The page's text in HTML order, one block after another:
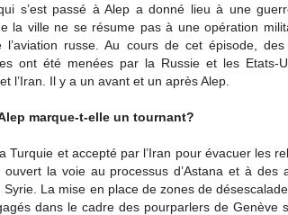
s’est passé à Alep a donné lieu à une
la ville ne se résume pas à une opération
l’aviation russe. Au cours de cet épisode,
ont été menées par la Russie et les Etats-
l’Iran. Il y a un avant et un après Alep.
marque-t-elle un tournant?
Turquie et accepté par l’Iran pour évacuer les
la voie au processus d’Astana et à des
La mise en place de zones de
dans le cadre des pourparlers de Genève